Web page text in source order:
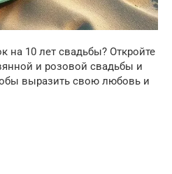
на 10 лет свадьбы? Откройте
и розовой свадьбы и
выразить свою любовь и